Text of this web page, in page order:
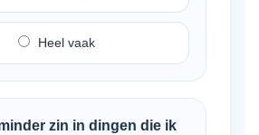
Heel vaak
zin in dingen die ik